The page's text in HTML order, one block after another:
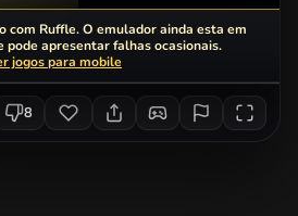
com Ruffle. O emulador ainda esta em
pode apresentar falhas ocasionais.
jogos para mobile
8